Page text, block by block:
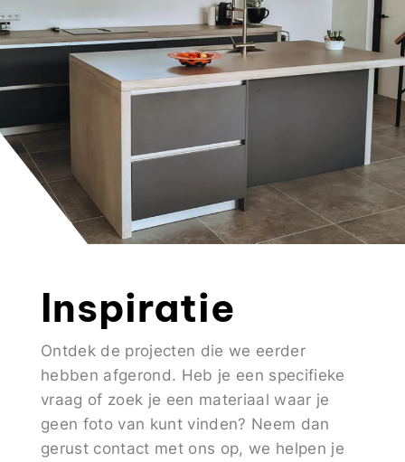
Inspiratie
Ontdek de projecten die we eerder
hebben afgerond. Heb je een specifieke
vraag of zoek je een materiaal waar je
geen foto van kunt vinden? Neem dan
gerust contact met ons op, we helpen je